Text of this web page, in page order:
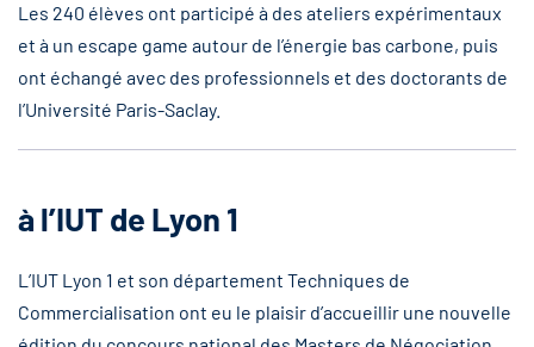
Les 240 élèves ont participé à des ateliers expérimentaux
et à un escape game autour de l’énergie bas carbone, puis
ont échangé avec des professionnels et des doctorants de
l’Université Paris-Saclay.
à l’IUT de Lyon 1
L’IUT Lyon 1 et son département Techniques de
Commercialisation ont eu le plaisir d’accueillir une nouvelle